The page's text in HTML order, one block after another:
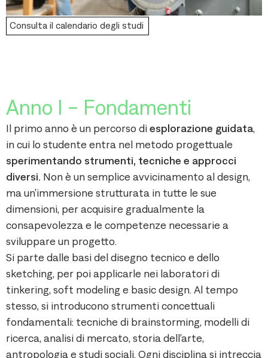
Consulta il calendario degli studi
Anno I - Fondamenti
Il primo anno è un percorso di esplorazione guidata,
in cui lo studente entra nel metodo progettuale
sperimentando strumenti, tecniche e approcci
diversi. Non è un semplice avvicinamento al design,
ma un’immersione strutturata in tutte le sue
dimensioni, per acquisire gradualmente la
consapevolezza e le competenze necessarie a
sviluppare un progetto.
Si parte dalle basi del disegno tecnico e dello
sketching, per poi applicarle nei laboratori di
tinkering, soft modeling e basic design. Al tempo
stesso, si introducono strumenti concettuali
fondamentali: tecniche di brainstorming, modelli di
ricerca, analisi di mercato, storia dell’arte,
antropologia e studi sociali. Ogni disciplina si intreccia